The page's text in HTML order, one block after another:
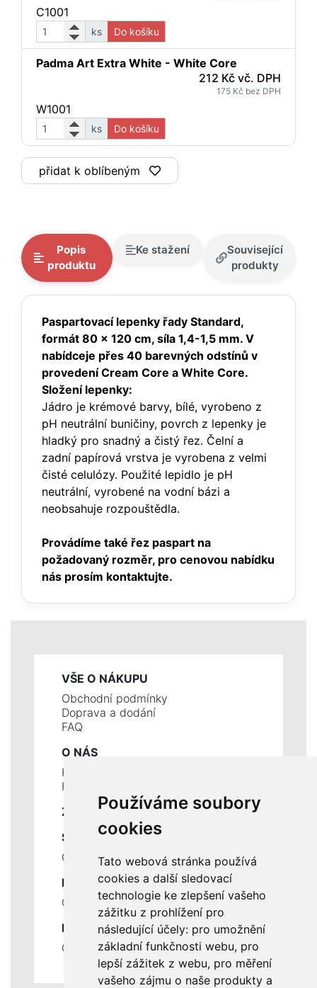
Používáme soubory
cookies
Tato webová stránka používá
cookies a další sledovací
technologie ke zlepšení vašeho
zážitku z prohlížení pro
následující účely: pro umožnění
základní funkčnosti webu, pro
lepší zážitek z webu, pro měření
vašeho zájmu o naše produkty a
C1001
ks Do košíku
Padma Art Extra White - White Core
212 Kč vč. DPH
175 Kč bez DPH
W1001
ks Do košíku
přidat k oblíbeným
Popis
produktu
Ke stažení
Související
produkty
Paspartovací lepenky řady Standard,
formát 80 x 120 cm, síla 1,4-1,5 mm. V
nabídceje přes 40 barevných odstínů v
provedení Cream Core a White Core.
Složení lepenky:
Jádro je krémové barvy, bílé, vyrobeno z
pH neutrální buničiny, povrch z lepenky je
hladký pro snadný a čistý řez. Čelní a
zadní papírová vrstva je vyrobena z velmi
čisté celulózy. Použité lepidlo je pH
neutrální, vyrobené na vodní bázi a
neobsahuje rozpouštědla.
Provádíme také řez paspart na
požadovaný rozměr, pro cenovou nabídku
nás prosím kontaktujte.
VŠE O NÁKUPU
Obchodní podmínky
Doprava a dodání
FAQ
O NÁS
Kontakty
Historie a současnost
ZÁKLADNÍ ÚDAJE
SLUŽBY
Ceník servisních prací
DŮLEŽITÉ INFORMACE
Ochrana osobních údajů
RYCHLÉ ODKAZY
Odstoupení od smlouvy